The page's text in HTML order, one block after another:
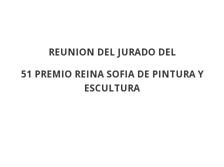
REUNION DEL JURADO DEL
51 PREMIO REINA SOFIA DE PINTURA Y
ESCULTURA